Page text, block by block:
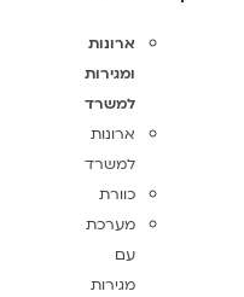
ארונות
ומגירות
למשרד
ארונות
למשרד
כוורת
מערכת
עם
מגירות